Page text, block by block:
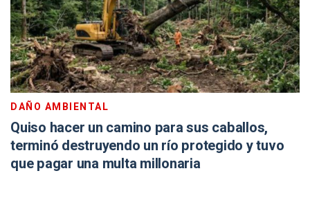
DAÑO AMBIENTAL
Quiso hacer un camino para sus caballos,
terminó destruyendo un río protegido y tuvo
que pagar una multa millonaria